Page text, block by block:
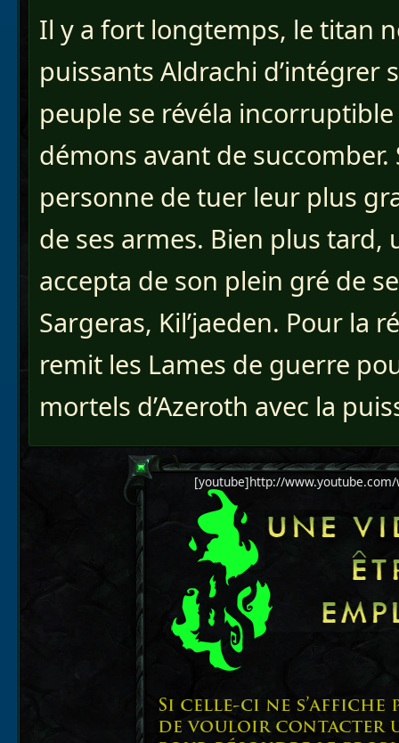
Il y a fort longtemps, le titan
puissants Aldrachi d’intégrer
peuple se révéla
démons avant de
personne de tuer leur plus
de ses armes. Bien plus tard,
accepta de son plein gré de
Sargeras, Kil’jaeden. Pour la
remit les Lames de guerre
mortels d’Azeroth avec la
[youtube]http://www.youtube.com/